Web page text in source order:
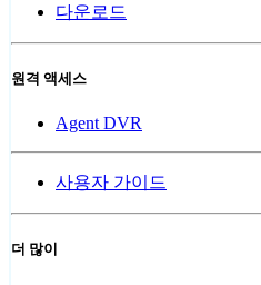
다운로드
원격 액세스
Agent DVR
사용자 가이드
더 많이